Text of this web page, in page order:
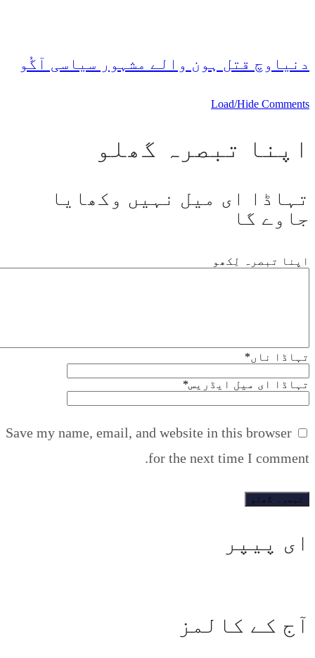
دنیاوچ قتل ہون والے مشہور سیاسی آگُو
Load/Hide Comments
اپنا تبصرہ گھلو
تہاڈا ای میل نہیں وکھایا
جاوے گا
اپنا تبصرہ لِکھو
تہاڈا ناں*
تہاڈا ای میل ایڈریس*
Save my name, email, and website in this browser
for the next time I comment.
ای پیپر
آج کے کالمز